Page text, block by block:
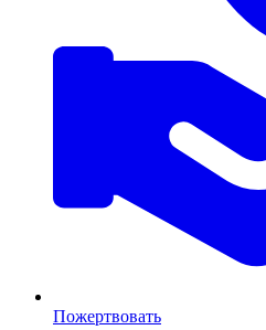
Пожертвовать